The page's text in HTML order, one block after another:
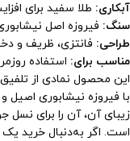
آبکاری: طلا سفید برای
سنگ: فیروزه اصل
طراحی: فانتزی، ظریف و
مناسب برای: استفاده
این محصول نمادی از
با فیروزه نیشابوری اصیل
زیبای آن، آن را برای
است. اگر به‌دنبال خرید